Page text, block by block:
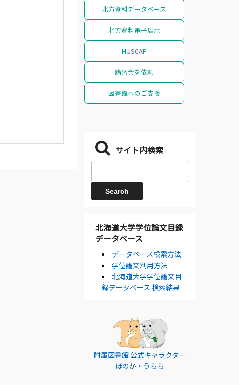
北方資料データベース
北方資料電子展示
HUSCAP
講習会を依頼
図書館へのご支援
サイト内検索
北海道大学学位論文目録
データベース
データベース検索方法
学位論文利用方法
北海道大学学位論文目
録データベース 検索結果
附属図書館 公式キャラクター
ほのか・うらら